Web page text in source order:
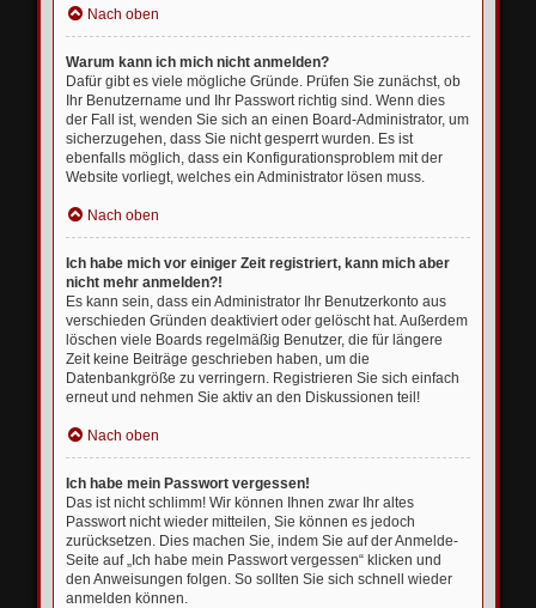
Nach oben
Warum kann ich mich nicht anmelden?
Dafür gibt es viele mögliche Gründe. Prüfen Sie zunächst, ob
Ihr Benutzername und Ihr Passwort richtig sind. Wenn dies
der Fall ist, wenden Sie sich an einen Board-Administrator, um
sicherzugehen, dass Sie nicht gesperrt wurden. Es ist
ebenfalls möglich, dass ein Konfigurationsproblem mit der
Website vorliegt, welches ein Administrator lösen muss.
Nach oben
Ich habe mich vor einiger Zeit registriert, kann mich aber
nicht mehr anmelden?!
Es kann sein, dass ein Administrator Ihr Benutzerkonto aus
verschieden Gründen deaktiviert oder gelöscht hat. Außerdem
löschen viele Boards regelmäßig Benutzer, die für längere
Zeit keine Beiträge geschrieben haben, um die
Datenbankgröße zu verringern. Registrieren Sie sich einfach
erneut und nehmen Sie aktiv an den Diskussionen teil!
Nach oben
Ich habe mein Passwort vergessen!
Das ist nicht schlimm! Wir können Ihnen zwar Ihr altes
Passwort nicht wieder mitteilen, Sie können es jedoch
zurücksetzen. Dies machen Sie, indem Sie auf der Anmelde-
Seite auf „Ich habe mein Passwort vergessen“ klicken und
den Anweisungen folgen. So sollten Sie sich schnell wieder
anmelden können.